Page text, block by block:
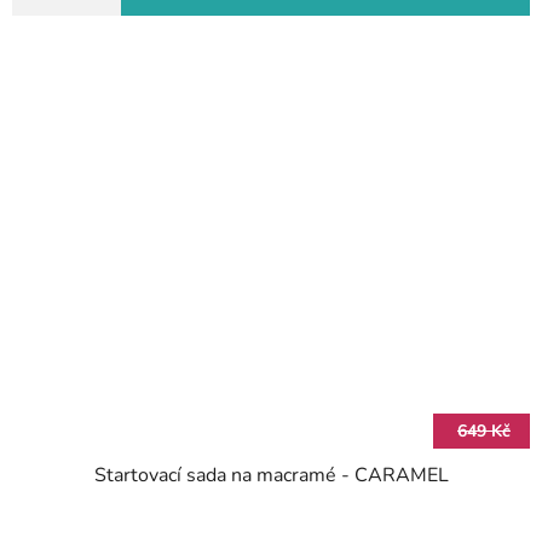
649 Kč
Startovací sada na macramé - CARAMEL